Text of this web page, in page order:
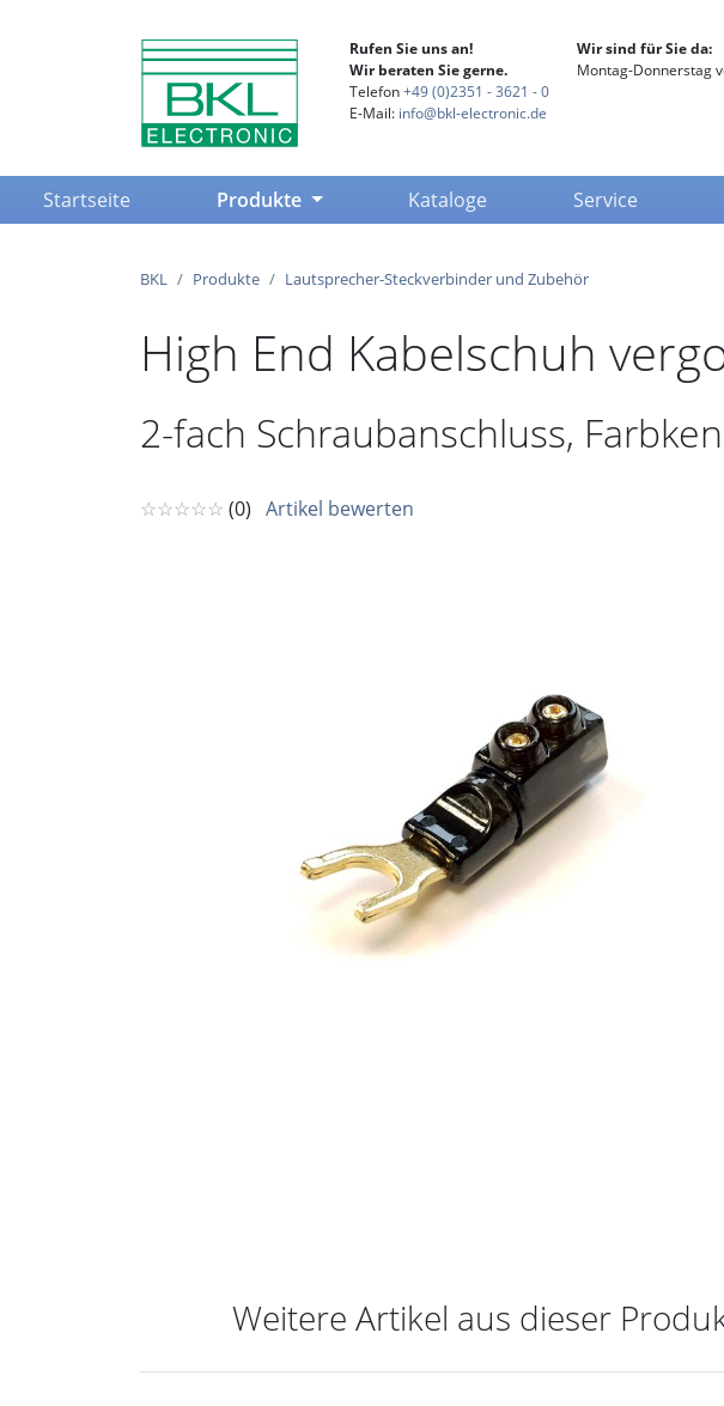
Rufen Sie uns an!
Wir beraten Sie gerne.
Telefon+49 (0)2351 - 3621 - 0
E-Mail: info@bkl-electronic.de
Wir sind für Sie da:
Montag-Donnerstag
Startseite(current) Produkte Kataloge Service
BKL Produkte Lautsprecher-Steckverbinder und Zubehör
High End Kabelschuh
2-fach Schraubanschluss,
☆☆☆☆☆ (0) Artikel bewerten
Weitere Artikel aus dieser